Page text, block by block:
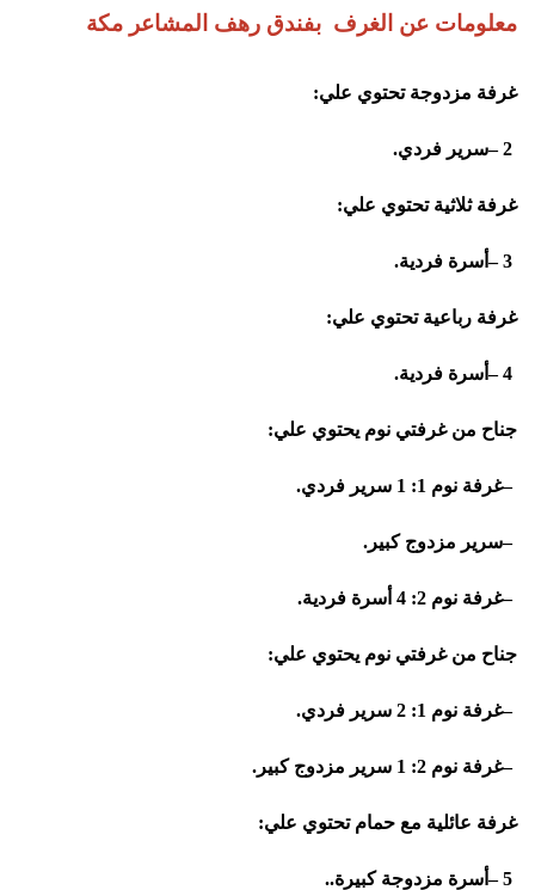
معلومات عن الغرف بفندق رهف المشاعر مكة
غرفة مزدوجة تحتوي علي:
– 2سرير فردي.
غرفة ثلاثية تحتوي علي:
– 3 أسرة فردية.
غرفة رباعية تحتوي علي:
– 4 أسرة فردية.
جناح من غرفتي نوم يحتوي علي:
–غرفة نوم 1: 1 سرير فردي .
–سرير مزدوج كبير .
–غرفة نوم 2: 4 أسرة فردية .
جناح من غرفتي نوم يحتوي علي:
–غرفة نوم 1: 2 سرير فردي .
–غرفة نوم 2: 1 سرير مزدوج كبير .
غرفة عائلية مع حمام تحتوي علي:
– 5 أسرة مزدوجة كبيرة..